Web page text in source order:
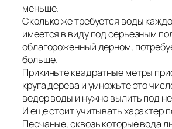
меньше.
Сколько же требуется воды
имеется в виду под серьезным
облагороженный дерном,
больше.
Прикиньте квадратные метры
круга дерева и умножьте это
ведер воды и нужно вылить под
И еще стоит учитывать характер
Песчаные, сквозь которые вода